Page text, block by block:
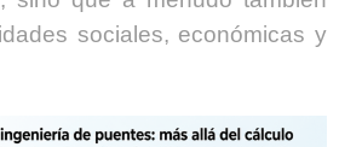
sociales, económicas y